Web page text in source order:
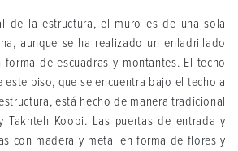
de la estructura, el muro es de una sola
aunque se ha realizado un enladrillado
de escuadras y montantes. El techo
piso, que se encuentra bajo el techo a
está hecho de manera tradicional
Takhteh Koobi. Las puertas de entrada y
con madera y metal en forma de flores y